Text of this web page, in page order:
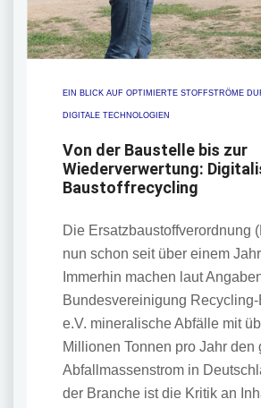
EIN BLICK AUF OPTIMIERTE STOFFSTRÖME
DIGITALE TECHNOLOGIEN
Von der Baustelle bis zur
Wiederverwertung:
Baustoffrecycling
Die Ersatzbaustoffverordnung
nun schon seit über einem
Immerhin machen laut
Bundesvereinigung
e.V. mineralische Abfälle mit
Millionen Tonnen pro Jahr den
Abfallmassenstrom in
der Branche ist die Kritik an